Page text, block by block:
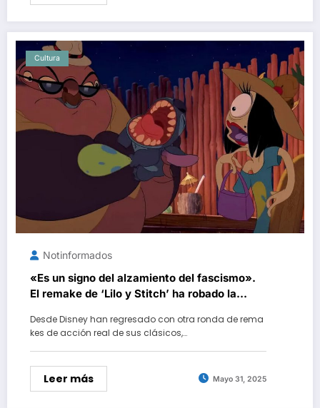
Cultura
Notinformados
«Es un signo del alzamiento del fascismo».
El remake de ‘Lilo y Stitch’ ha robado la
luto por su diva
Desde Disney han regresado con otra ronda de rema
kes de acción real de sus clásicos,…
Leer más Mayo 31, 2025